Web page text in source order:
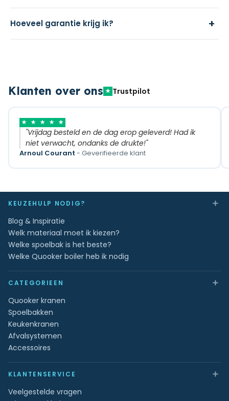
Hoeveel garantie krijg ik? +
Klanten over ons ★ Trustpilot
★ ★ ★ ★ ★
"Vrijdag besteld en de dag erop geleverd! Had ik
niet verwacht, ondanks de drukte!"
Arnoul Courant - Geverifieerde klant
KEUZEHULP NODIG? ＋
Blog & Inspiratie
Welk materiaal moet ik kiezen?
Welke spoelbak is het beste?
Welke Quooker boiler heb ik nodig
CATEGORIEEN ＋
Quooker kranen
Spoelbakken
Keukenkranen
Afvalsystemen
Accessoires
KLANTENSERVICE ＋
Veelgestelde vragen